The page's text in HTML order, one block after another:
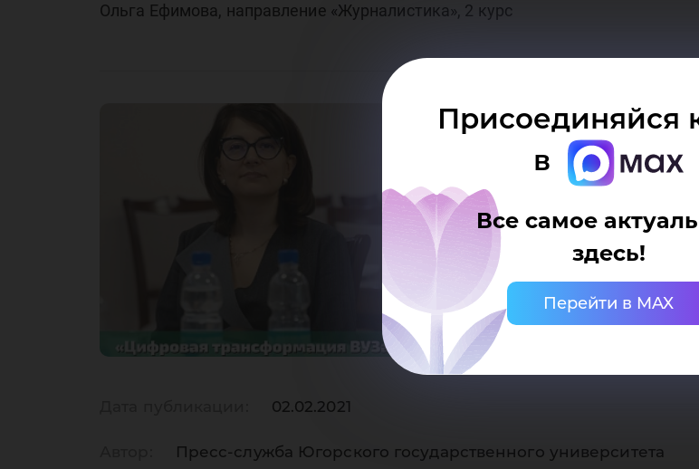
Присоединяйся
в
Все самое
здесь!
Перейти в MAX
Ольга Ефимова, направление «Журналистика», 2 курс
02.02.2021
Пресс-служба Югорского государственного университета